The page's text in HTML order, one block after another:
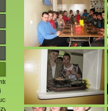
przez alumna Marcina
w Hutkach